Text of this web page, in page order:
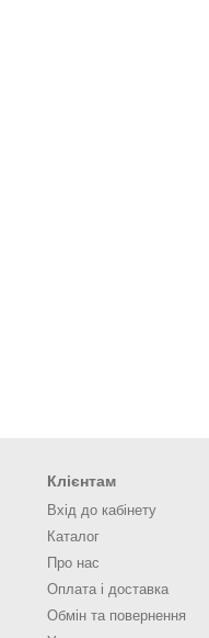
Клієнтам
Вхід до кабінету
Каталог
Про нас
Оплата і доставка
Обмін та повернення